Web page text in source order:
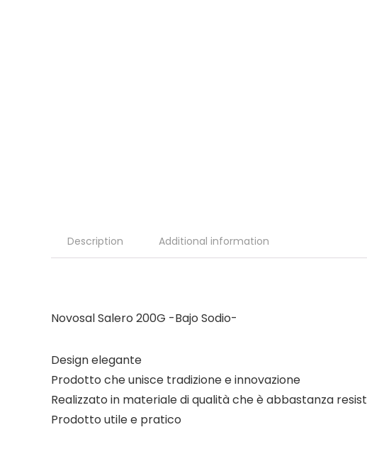
Description Additional information
Novosal Salero 200G -Bajo Sodio-
Design elegante
Prodotto che unisce tradizione e innovazione
Realizzato in materiale di qualità che è abbastanza
Prodotto utile e pratico